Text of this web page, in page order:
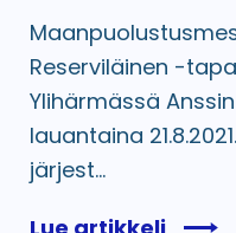
Reserviläinen -
Ylihärmässä
lauantaina
järjest...